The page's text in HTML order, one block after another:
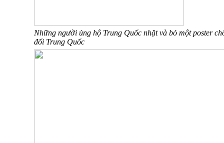
Những người ủng hộ Trung Quốc nhặt và bỏ một poster
đối Trung Quốc